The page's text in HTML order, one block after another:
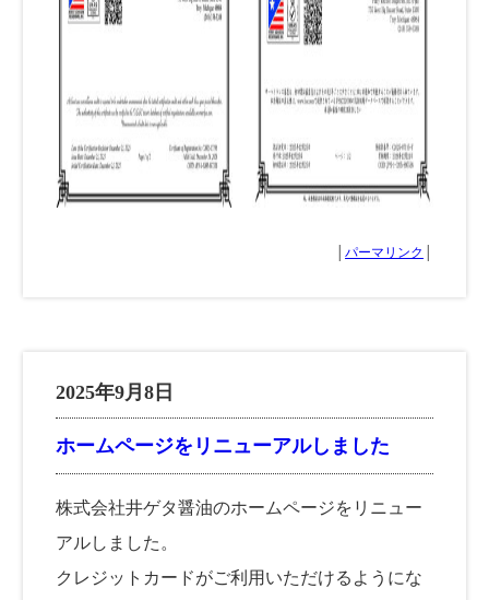
│パーマリンク
2025年9月8日
ホームページをリニューアルしました
株式会社井ゲタ醤油のホームページをリニュー
アルしました。
クレジットカードがご利用いただけるようにな